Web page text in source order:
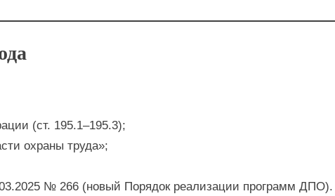
(ст. 195.1–195.3);
охраны труда»;
№ 266 (новый Порядок реализации программ ДПО).